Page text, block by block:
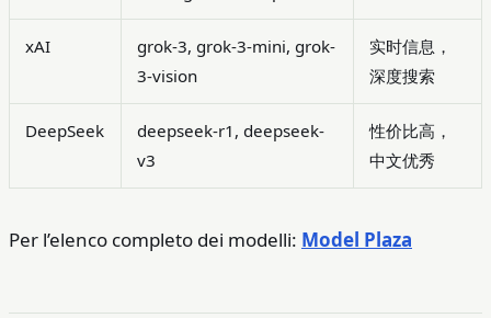
xAI
grok-3, grok-3-mini, grok-
3-vision
实时信息，
深度搜索
DeepSeek
deepseek-r1, deepseek-
v3
性价比高，
中文优秀
Per l’elenco completo dei modelli: Model Plaza